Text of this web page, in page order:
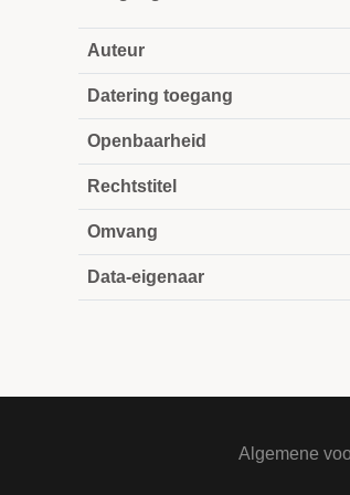
Auteur
Datering toegang
Openbaarheid
Rechtstitel
Omvang
Data-eigenaar
Algemene